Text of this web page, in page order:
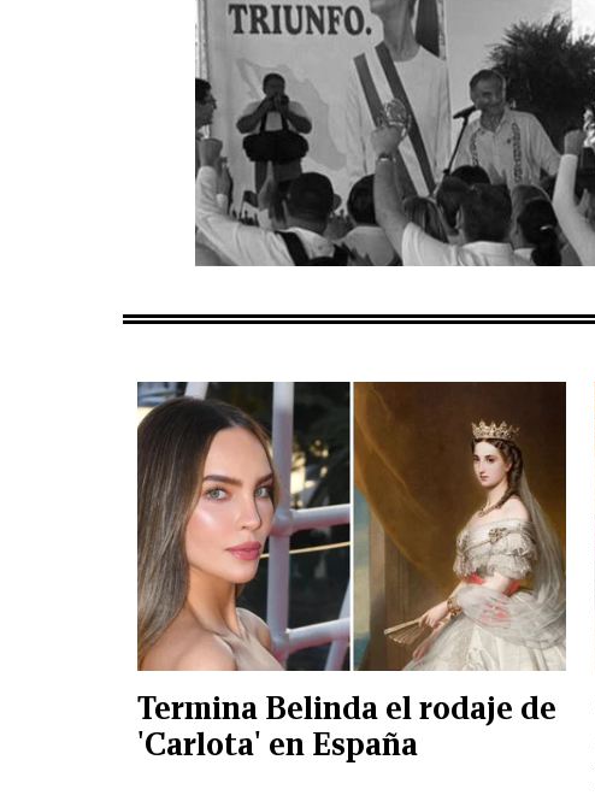
Termina Belinda el rodaje de
'Carlota' en España